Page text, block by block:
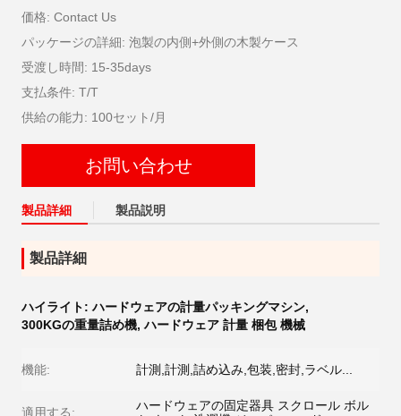
価格: Contact Us
パッケージの詳細: 泡製の内側+外側の木製ケース
受渡し時間: 15-35days
支払条件: T/T
供給の能力: 100セット/月
お問い合わせ
製品詳細 製品説明
製品詳細
ハイライト:ハードウェアの計量パッキングマシン,
300KGの重量詰め機,ハードウェア 計量 梱包 機械
機能: 計測,計測,詰め込み,包装,密封,ラベル...
適用する:
ハードウェアの固定器具 スクロール ボル